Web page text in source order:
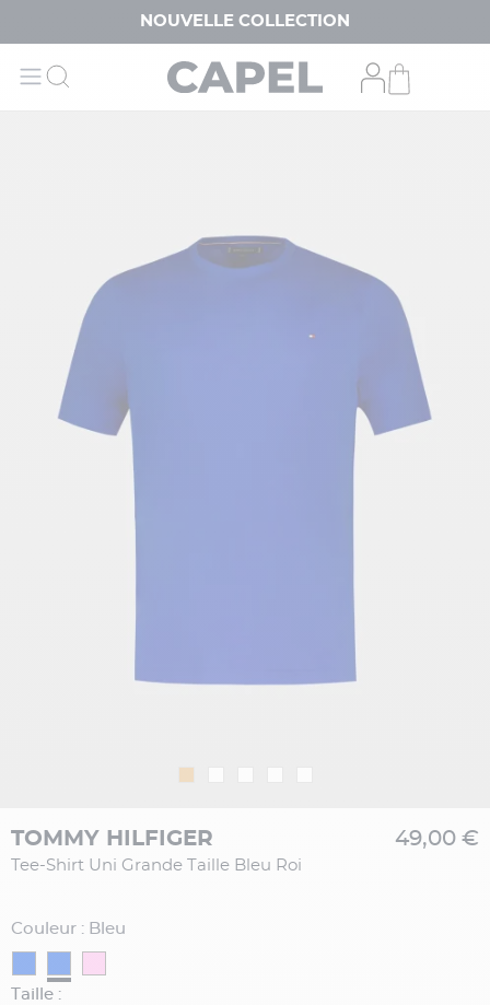
NOUVELLE COLLECTION
TOMMY HILFIGER
Tee-Shirt Uni Grande Taille Bleu Roi
49,00 €
Couleur : Bleu
Taille :